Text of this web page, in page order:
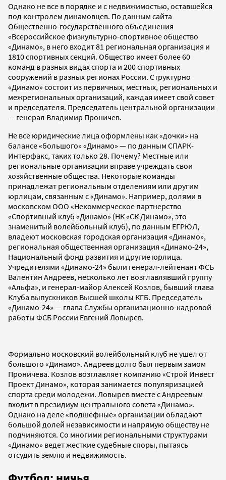
Однако не все в порядке и с недвижимостью, оставшейся
под контролем динамовцев. По данным сайта
Общественно-государственного объединения
«Всероссийское физкультурно-спортивное общество
«Динамо», в него входит 81 региональная организация и
1810 спортивных секций. Общество имеет более 60
команд в разных видах спорта и 200 спортивных
сооружений в разных регионах России. Структурно
«Динамо» состоит из первичных, местных, региональных и
межрегиональных организаций, каждая имеет свой совет
и председателя. Председатель центральной организации
— генерал Владимир Проничев.
Не все юридические лица оформлены как «дочки» на
балансе «большого» «Динамо» — по данным СПАРК-
Интерфакс, таких только 28. Почему? Местные или
региональные организации вправе учреждать свои
хозяйственные общества. Некоторые команды
принадлежат региональным отделениям или другим
юрлицам, связанным с «Динамо». Например, долями в
московском ООО «Некоммерческое партнерство
«Спортивный клуб «Динамо» (НК «СК Динамо», это
знаменитый волейбольный клуб), по данным ЕГРЮЛ,
владеют московская городская организация «Динамо»,
региональная общественная организация «Динамо-24»,
Национальный фонд развития и другие юрлица.
Учредителями «Динамо-24» были генерал-лейтенант ФСБ
Валентин Андреев, несколько лет возглавлявший группу
«Альфа», и генерал-майор Алексей Козлов, бывший глава
Клуба выпускников Высшей школы КГБ. Председатель
«Динамо-24» — глава Службы организационно-кадровой
работы ФСБ России Евгений Ловырев.
Формально московский волейбольный клуб не ушел от
большого «Динамо». Андреев долго был первым замом
Проничева. Козлов возглавляет компанию «Строй Инвест
Проект Динамо», которая занимается популяризацией
спорта среди молодежи. Ловырев вместе с Андреевым
входит в президиум центрального совета «Динамо».
Однако на деле «подшефные» организации обладают
большой долей независимости и напрямую обществу не
подчиняются. Со многими региональными структурами
«Динамо» ведет жесткие судебные споры, пытаясь
отсудить землю и недвижимость.